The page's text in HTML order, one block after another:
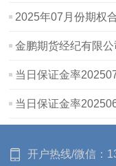
2025年07月份期权
金鹏期货经纪有限
当日保证金率
当日保证金率
开户热线/微信：